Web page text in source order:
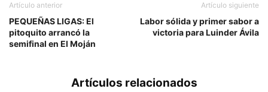
Artículo anterior
PEQUEÑAS LIGAS: El
pitoquito arrancó la
semifinal en El Moján
Artículo siguiente
Labor sólida y primer sabor a
victoria para Luinder Ávila
Artículos relacionados